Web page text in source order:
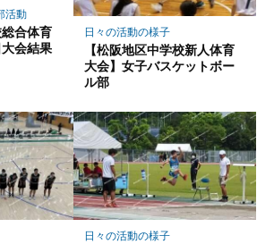
活動
総合体育
会結果
日々の活動の様子
【松阪地区中学校新人体育
大会】女子バスケットボー
ル部
日々の活動の様子